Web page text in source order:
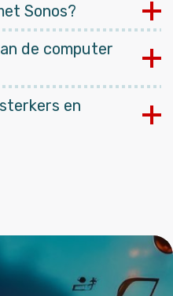
Sonos?
de computer
en